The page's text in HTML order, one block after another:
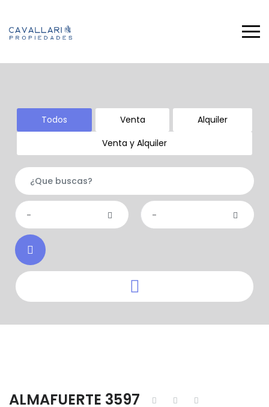
- -
Todos Venta
Alquiler
Venta y Alquiler
ALMAFUERTE 3597